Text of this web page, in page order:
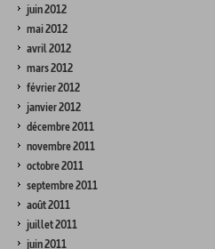
juin 2012
mai 2012
avril 2012
mars 2012
février 2012
janvier 2012
décembre 2011
novembre 2011
octobre 2011
septembre 2011
août 2011
juillet 2011
juin 2011